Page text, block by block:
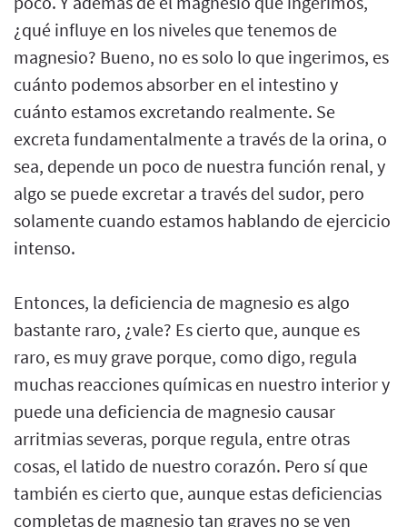
¿qué influye en los niveles que tenemos de
magnesio? Bueno, no es solo lo que ingerimos, es
cuánto podemos absorber en el intestino y
cuánto estamos excretando realmente. Se
excreta fundamentalmente a través de la orina, o
sea, depende un poco de nuestra función renal, y
algo se puede excretar a través del sudor, pero
solamente cuando estamos hablando de ejercicio
intenso.
Entonces, la deficiencia de magnesio es algo
bastante raro, ¿vale? Es cierto que, aunque es
raro, es muy grave porque, como digo, regula
muchas reacciones químicas en nuestro interior y
puede una deficiencia de magnesio causar
arritmias severas, porque regula, entre otras
cosas, el latido de nuestro corazón. Pero sí que
también es cierto que, aunque estas deficiencias
completas de magnesio tan graves no se ven